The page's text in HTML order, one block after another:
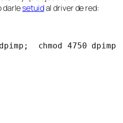
darlesetuidal driver de red:
chmod 4750 dpimp